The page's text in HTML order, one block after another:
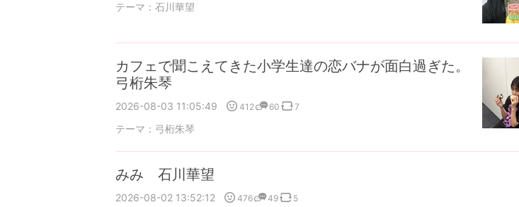
テーマ： 石川華望
カフェで聞こえてきた小学生達の恋バナが面白過ぎた。
弓桁朱琴
2026-08-03 11:05:49 412 60 7
テーマ： 弓桁朱琴
みみ 石川華望
2026-08-02 13:52:12 476 49 5